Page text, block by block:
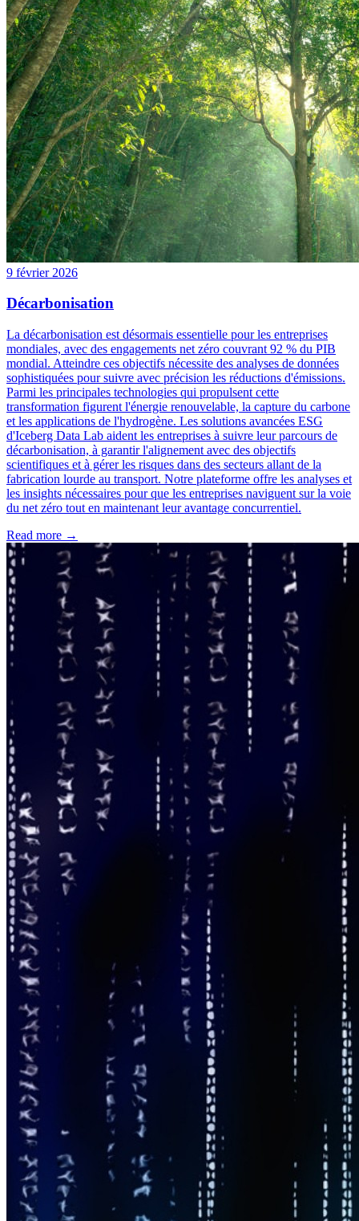
9 février 2026
Décarbonisation
La décarbonisation est désormais essentielle pour les entreprises
mondiales, avec des engagements net zéro couvrant 92 % du PIB
mondial. Atteindre ces objectifs nécessite des analyses de données
sophistiquées pour suivre avec précision les réductions d'émissions.
Parmi les principales technologies qui propulsent cette
transformation figurent l'énergie renouvelable, la capture du carbone
et les applications de l'hydrogène. Les solutions avancées ESG
d'Iceberg Data Lab aident les entreprises à suivre leur parcours de
décarbonisation, à garantir l'alignement avec des objectifs
scientifiques et à gérer les risques dans des secteurs allant de la
fabrication lourde au transport. Notre plateforme offre les analyses et
les insights nécessaires pour que les entreprises naviguent sur la voie
du net zéro tout en maintenant leur avantage concurrentiel.
Read more →